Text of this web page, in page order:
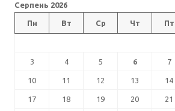
Серпень 2026
Пн Вт Ср Чт Пт
3 4 5 6 7
10 11 12 13 14
17 18 19 20 21